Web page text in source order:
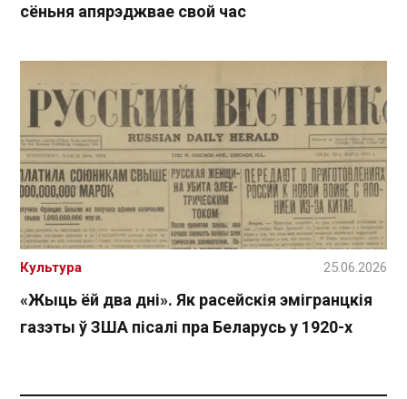
сёньня апярэджвае свой час
«Жыць ёй два дні». Як расейскія эмігранцкія
газэты ў ЗША пісалі пра Беларусь у 1920-х
Культура 25.06.2026